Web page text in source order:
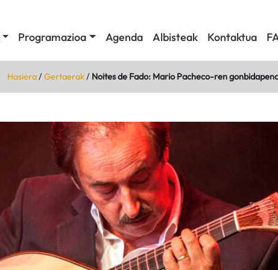
Programazioa Agenda Albisteak Kontaktua
Hasiera/Gertaerak/ Noites de Fado: Mario Pacheco-ren